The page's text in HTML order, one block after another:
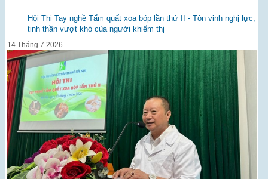
Hội Thi Tay nghề Tẩm quất xoa bóp lần thứ II - Tôn vinh nghị lực,
tinh thần vượt khó của người khiếm thị
14 Tháng 7 2026